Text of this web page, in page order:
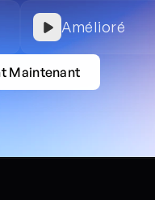
Amélioré
Maintenant